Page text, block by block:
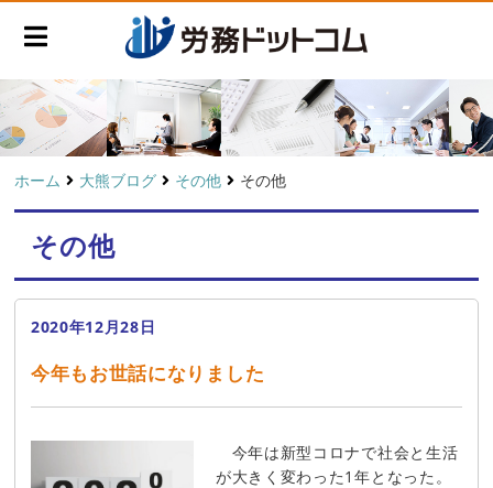
ホーム 大熊ブログ その他 その他
その他
2020年12月28日
今年もお世話になりました
今年は新型コロナで社会と生活
が大きく変わった1年となった。